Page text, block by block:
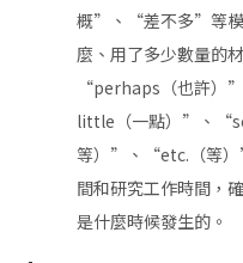
概”、“差不多”等模
麼、用了多少數量的
“perhaps（也許
little（一點）”、
等）”、“etc.（等）
間和研究工作時間，
是什麼時候發生的。